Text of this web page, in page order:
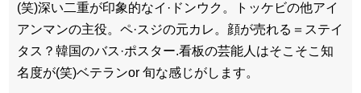
(笑)深い二重が印象的なイ·ドンウク。トッケビの他アイ
アンマンの主役。ペ·スジの元カレ。顔が売れる＝ステイ
タス？韓国のバス·ポスター.看板の芸能人はそこそこ知
名度が(笑)ベテランor 旬な感じがします。